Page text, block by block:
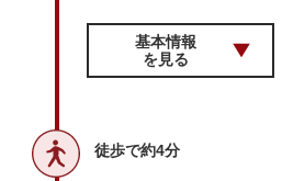
基本情報
を見る
徒歩で約4分